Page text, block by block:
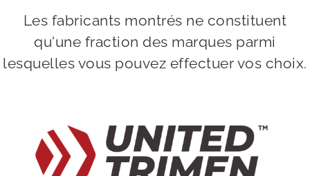
Les fabricants montrés ne constituent
qu'une fraction des marques parmi
lesquelles vous pouvez effectuer vos choix.